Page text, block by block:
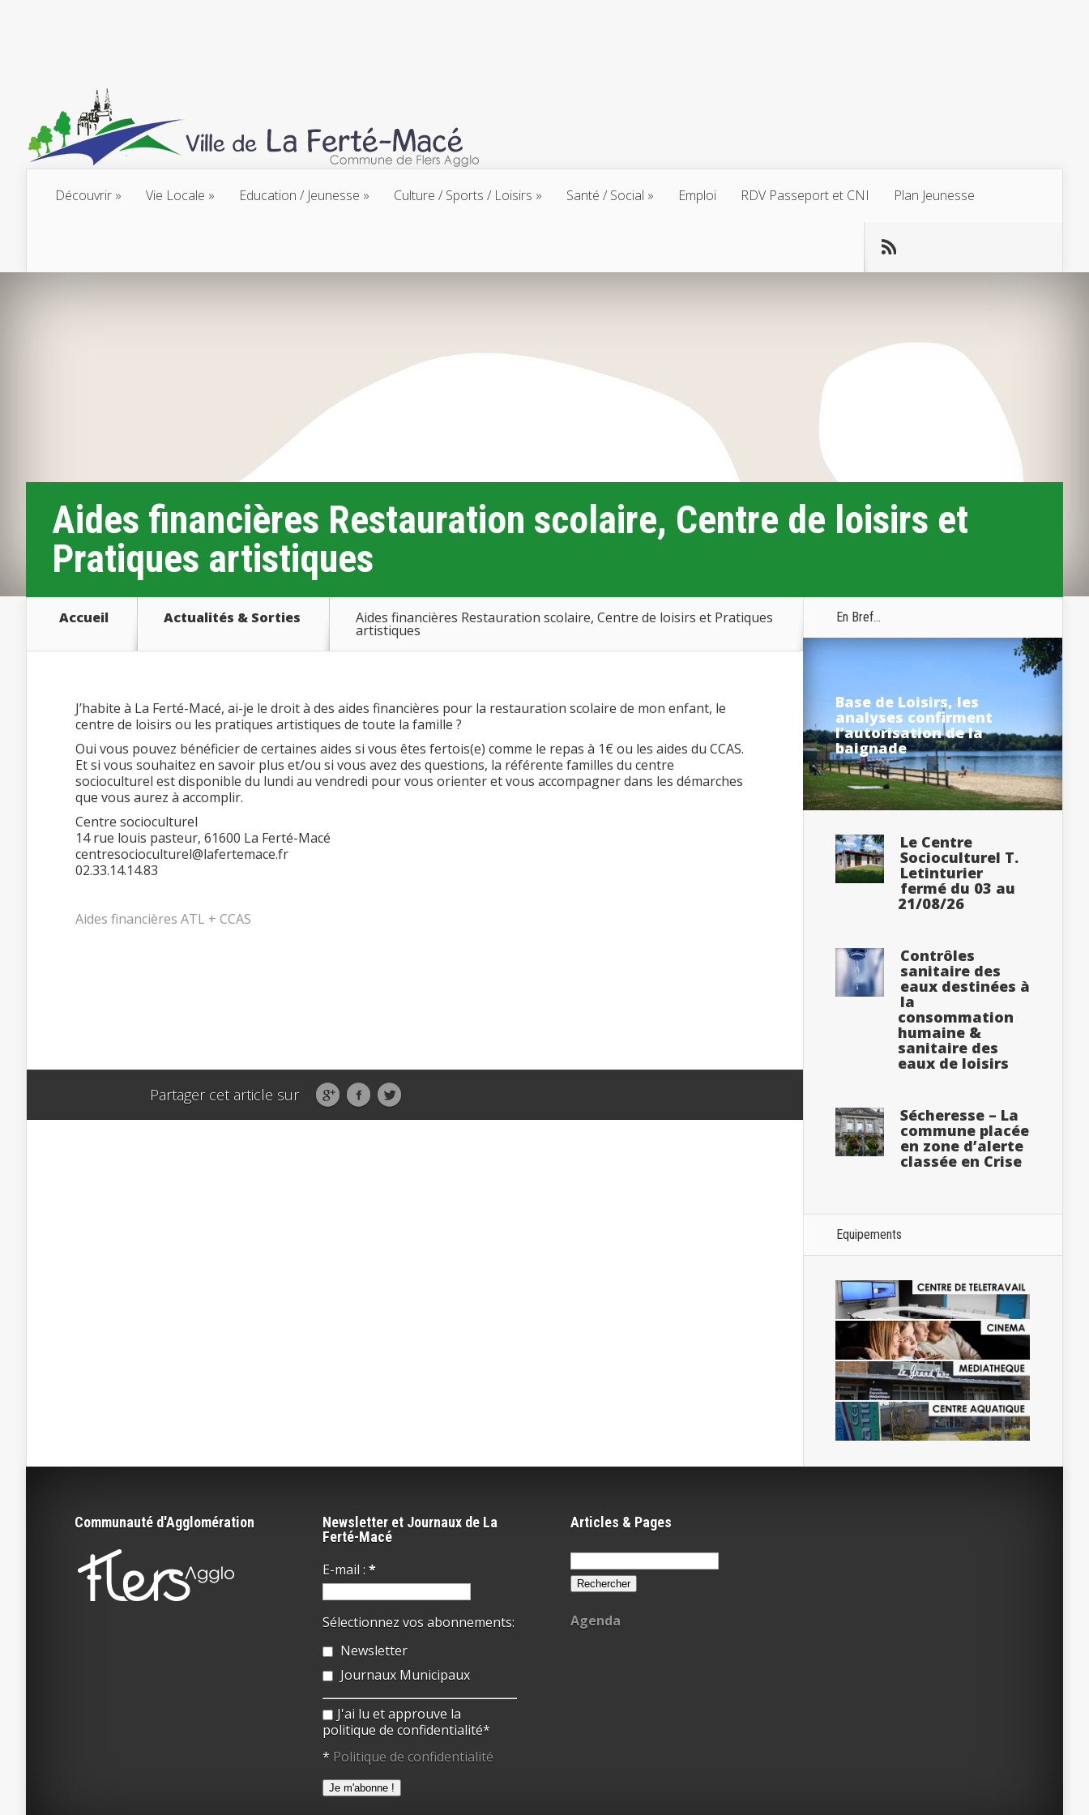
Découvrir Vie Locale Education / Jeunesse Culture / Sports / Loisirs Santé / Social Emploi RDV Passeport et CNI Plan Jeunesse
Aides financières Restauration scolaire, Centre de loisirs et
Pratiques artistiques
Accueil Actualités & Sorties Aides financières Restauration scolaire, Centre de loisirs et Pratiques
artistiques
J’habite à La Ferté-Macé, ai-je le droit à des aides financières pour la restauration scolaire de mon enfant, le
centre de loisirs ou les pratiques artistiques de toute la famille ?
Oui vous pouvez bénéficier de certaines aides si vous êtes fertois(e) comme le repas à 1€ ou les aides du CCAS.
Et si vous souhaitez en savoir plus et/ou si vous avez des questions, la référente familles du centre
socioculturel est disponible du lundi au vendredi pour vous orienter et vous accompagner dans les démarches
que vous aurez à accomplir.
Centre socioculturel
14 rue louis pasteur, 61600 La Ferté-Macé
centresocioculturel@lafertemace.fr
02.33.14.14.83
Aides financières ATL + CCAS
Partager cet article sur
En Bref...
Base de Loisirs, les
analyses confirment
l’autorisation de la
baignade
Le Centre
Socioculturel T.
Letinturier
fermé du 03 au
21/08/26
Contrôles
sanitaire des
eaux destinées à
la
consommation
humaine &
sanitaire des
eaux de loisirs
Sécheresse – La
commune placée
en zone d’alerte
classée en Crise
Equipements
Communauté d'Agglomération
Newsletter et Journaux de La
Ferté-Macé
E-mail : *
Sélectionnez vos abonnements:
Newsletter
Journaux Municipaux
J'ai lu et approuve la
politique de confidentialité*
* Politique de confidentialité
Articles & Pages
Rechercher :
Agenda